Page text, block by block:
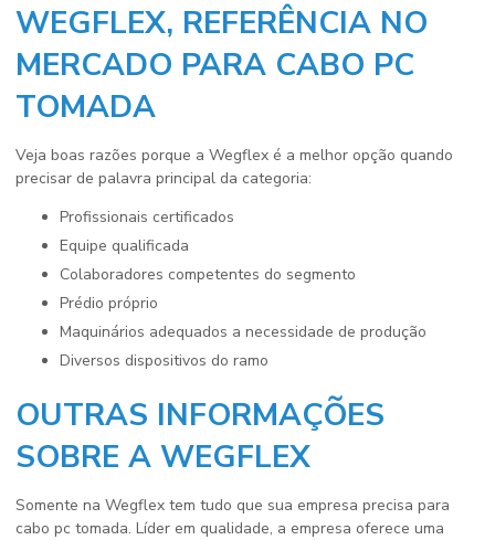
WEGFLEX, REFERÊNCIA NO
MERCADO PARA CABO PC
TOMADA
Veja boas razões porque a Wegflex é a melhor opção quando
precisar de palavra principal da categoria:
profissionais certificados
equipe qualificada
colaboradores competentes do segmento
prédio próprio
maquinários adequados a necessidade de produção
diversos dispositivos do ramo
OUTRAS INFORMAÇÕES
SOBRE A WEGFLEX
Somente na Wegflex tem tudo que sua empresa precisa para
cabo pc tomada. Líder em qualidade, a empresa oferece uma